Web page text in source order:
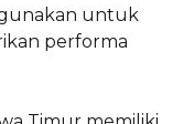
untuk
performa